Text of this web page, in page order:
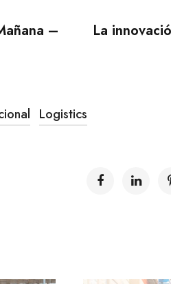
–
La
Logistics